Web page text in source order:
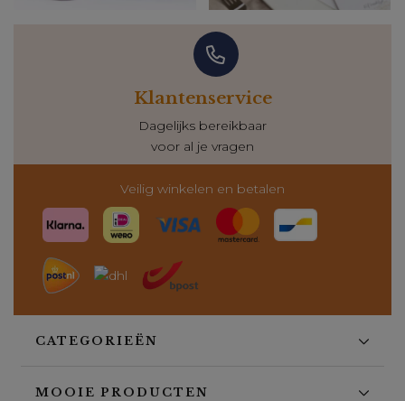
Klantenservice
Dagelijks bereikbaar
voor al je vragen
Veilig winkelen en betalen
CATEGORIEËN
MOOIE PRODUCTEN